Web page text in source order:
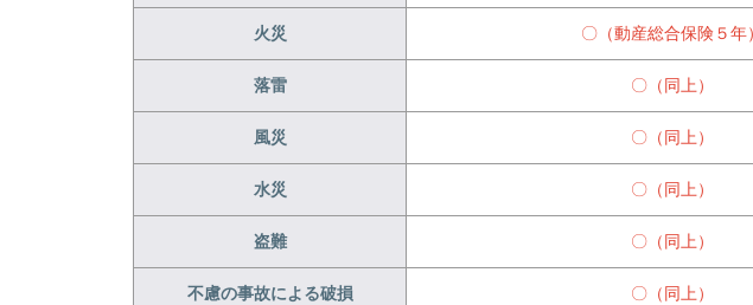
火災 〇（動産総合保険５年）
落雷 〇（同上）
風災 〇（同上）
水災 〇（同上）
盗難 〇（同上）
不慮の事故による破損 〇（同上）